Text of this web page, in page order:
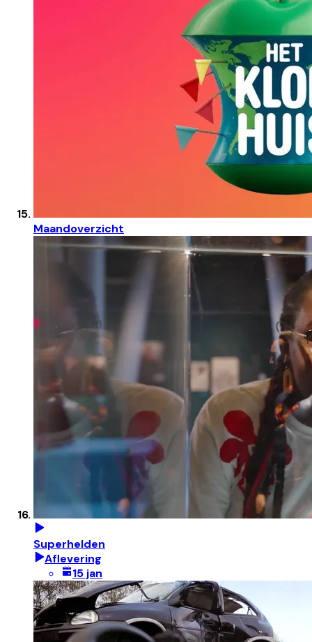
Maandoverzicht
Superhelden
Aflevering
15 jan